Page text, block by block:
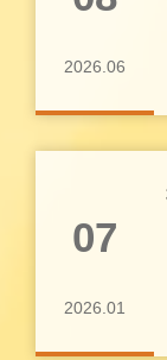
2026.06
07
2026.01